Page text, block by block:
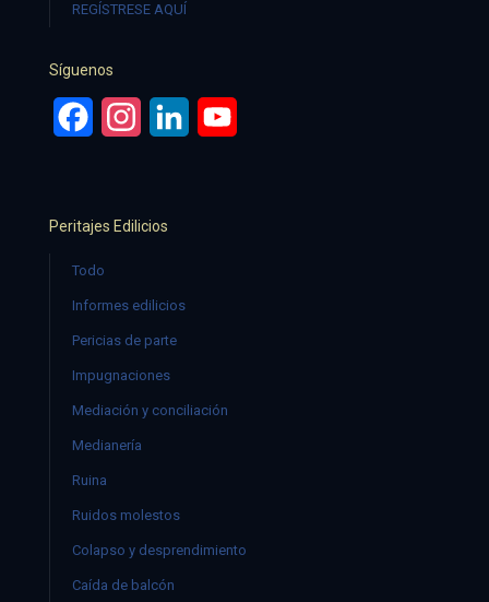
REGÍSTRESE AQUÍ
Síguenos
FacebookInstagramLinkedIn
Peritajes Edilicios
Todo
Informes edilicios
Pericias de parte
Impugnaciones
Mediación y conciliación
Medianería
Ruina
Ruidos molestos
Colapso y desprendimiento
Caída de balcón